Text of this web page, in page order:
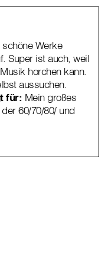
Werke
Super ist auch, weil
horchen kann.
aussuchen.
für: Mein großes
60/70/80/ und